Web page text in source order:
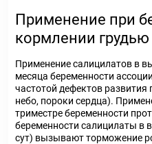
Применение при
кормлении грудью
Применение салицилатов в
месяца беременности
частотой дефектов
небо, пороки сердца).
триместре беременности
беременности салицилаты в
сут) вызывают торможение